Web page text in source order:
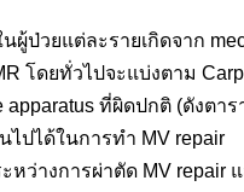
นผู้ป่วยแต่ละรายเกิดจาก
โดยทั่วไปจะแบ่งตาม
apparatus ที่ผิดปกติ (ดังตาร
ไปได้ในการทำ MV repair
ะหว่างการผ่าตัด MV